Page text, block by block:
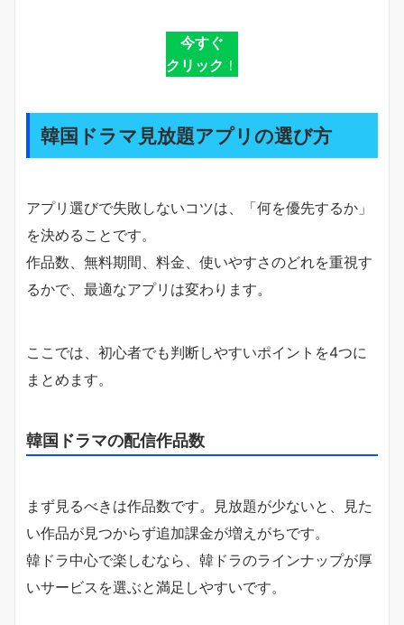
今すぐ
クリック ！
韓国ドラマ見放題アプリの選び方
アプリ選びで失敗しないコツは、「何を優先するか」
を決めることです。
作品数、無料期間、料金、使いやすさのどれを重視す
るかで、最適なアプリは変わります。
ここでは、初心者でも判断しやすいポイントを4つに
まとめます。
韓国ドラマの配信作品数
まず見るべきは作品数です。見放題が少ないと、見た
い作品が見つからず追加課金が増えがちです。
韓ドラ中心で楽しむなら、韓ドラのラインナップが厚
いサービスを選ぶと満足しやすいです。